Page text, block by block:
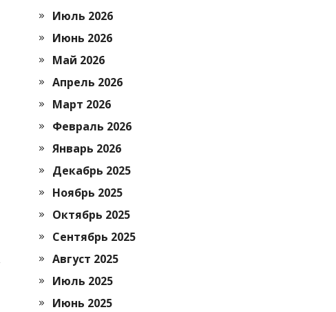
Июль 2026
Июнь 2026
Май 2026
Апрель 2026
Март 2026
Февраль 2026
Январь 2026
Декабрь 2025
Ноябрь 2025
Октябрь 2025
Сентябрь 2025
Август 2025
Июль 2025
Июнь 2025